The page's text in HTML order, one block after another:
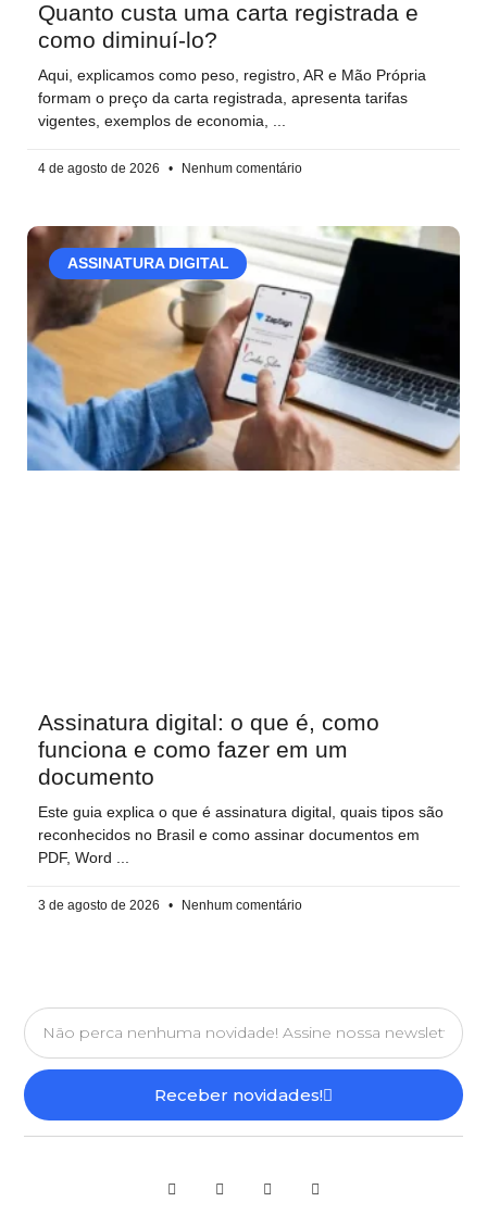
Quanto custa uma carta registrada e
como diminuí-lo?
Aqui, explicamos como peso, registro, AR e Mão Própria
formam o preço da carta registrada, apresenta tarifas
vigentes, exemplos de economia,
4 de agosto de 2026 Nenhum comentário
ASSINATURA DIGITAL
Assinatura digital: o que é, como
funciona e como fazer em um
documento
Este guia explica o que é assinatura digital, quais tipos são
reconhecidos no Brasil e como assinar documentos em
PDF, Word
3 de agosto de 2026 Nenhum comentário
Receber novidades!